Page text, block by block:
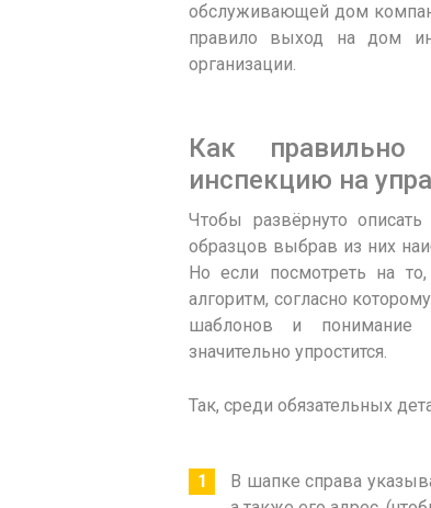
обслуживающей дом
правило выход на дом
организации.
Как
инспекцию на
Чтобы развёрнуто
образцов выбрав из них
Но если посмотреть на
алгоритм, согласно
шаблонов и понимание
значительно упростится.
Так, среди обязательных
В шапке справа